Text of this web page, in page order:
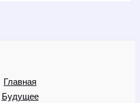
Главная
Будущее